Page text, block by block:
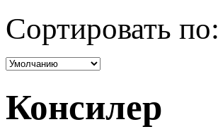
Сортировать по:
Консилер